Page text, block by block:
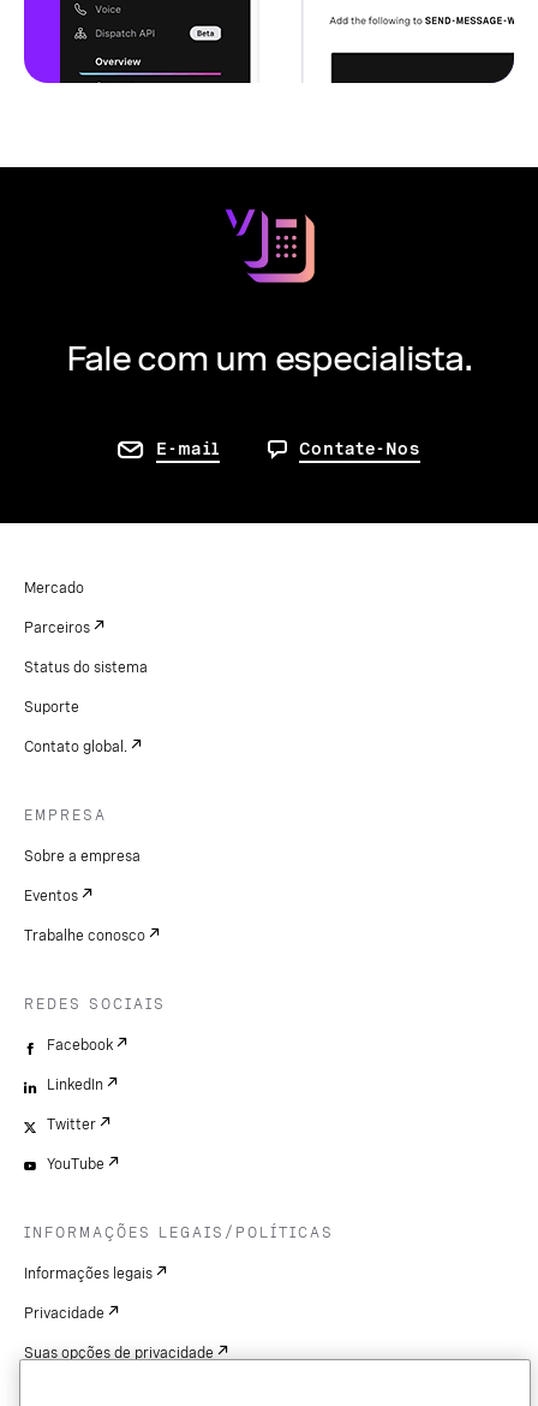
Fale com um especialista.
E-mail Contate-Nos
Mercado
Parceiros
Status do sistema
Suporte
Contato global.
EMPRESA
Sobre a empresa
Eventos
Trabalhe conosco
REDES SOCIAIS
Facebook
LinkedIn
Twitter
YouTube
INFORMAÇÕES LEGAIS/POLÍTICAS
Informações legais
Privacidade
Suas opções de privacidade